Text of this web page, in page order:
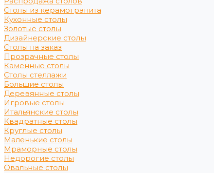
Столы из керамогранита
Кухонные столы
Золотые столы
Дизайнерские столы
Столы на заказ
Прозрачные столы
Каменные столы
Столы стеллажи
Большие столы
Деревянные столы
Игровые столы
Итальянские столы
Квадратные столы
Круглые столы
Маленькие столы
Мраморные столы
Недорогие столы
Овальные столы